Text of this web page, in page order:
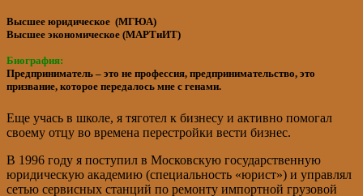
Высшее юридическое (МГЮА)
Высшее экономическое (МАРТиИТ)
Биография:
Предприниматель – это не профессия, предпринимательство, это
призвание, которое передалось мне с генами.
Еще учась в школе, я тяготел к бизнесу и активно помогал
своему отцу во времена перестройки вести бизнес.
В 1996 году я поступил в Московскую государственную
юридическую академию (специальность «юрист») и управлял
сетью сервисных станций по ремонту импортной грузовой